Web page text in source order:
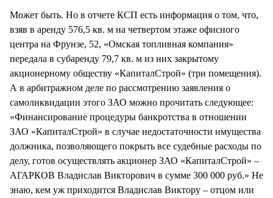
Может быть. Но в отчете КСП есть информация о том, что,
взяв в аренду 576,5 кв. м на четвертом этаже офисного
центра на Фрунзе, 52, «Омская топливная компания»
передала в субаренду 79,7 кв. м из них закрытому
акционерному обществу «КапиталСтрой» (три помещения).
А в арбитражном деле по рассмотрению заявления о
самоликвидации этого ЗАО можно прочитать следующее:
«Финансирование процедуры банкротства в отношении
ЗАО «КапиталСтрой» в случае недостаточности имущества
должника, позволяющего покрыть все судебные расходы по
делу, готов осуществлять акционер ЗАО «КапиталСтрой» –
АГАРКОВ Владислав Викторович в сумме 300 000 руб.» Не
знаю, кем уж приходится Владислав Виктору – отцом или